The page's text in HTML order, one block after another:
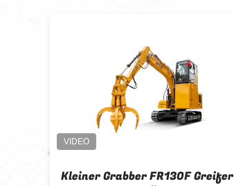
Kleiner Grabber FR130F Greifer